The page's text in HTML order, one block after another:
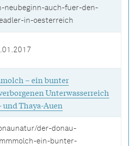
neubeginn-auch-fuer-den-
in-oesterreich
– ein bunter
Unterwasserreich
und Thaya-Auen
der-donau-
ein-bunter-